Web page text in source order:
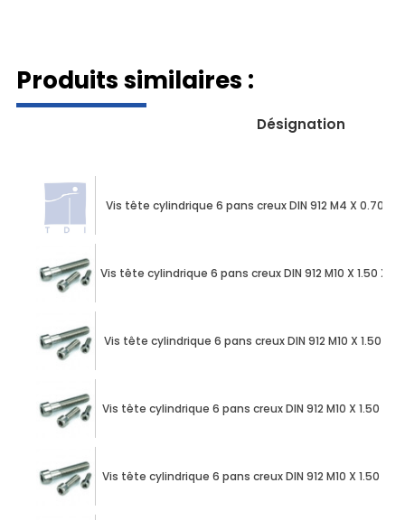
Produits similaires :
Désignation
Vis tête cylindrique 6 pans creux DIN 912 M4 X 0.70 X
Vis tête cylindrique 6 pans creux DIN 912 M10 X 1.50 X
Vis tête cylindrique 6 pans creux DIN 912 M10 X 1.50 X
Vis tête cylindrique 6 pans creux DIN 912 M10 X 1.50 X
Vis tête cylindrique 6 pans creux DIN 912 M10 X 1.50 X